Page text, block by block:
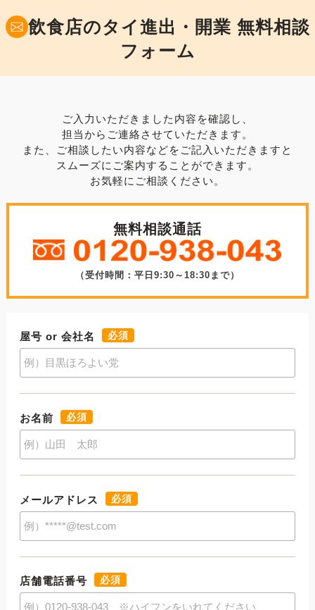
飲食店のタイ進出・開業 無料相談
フォーム
ご入力いただきました内容を確認し、
担当からご連絡させていただきます。
また、ご相談したい内容などをご記入いただきますと
スムーズにご案内することができます。
お気軽にご相談ください。
無料相談通話
（受付時間：平日9:30～18:30まで）
屋号 or 会社名 必須
お名前 必須
メールアドレス 必須
店舗電話番号 必須